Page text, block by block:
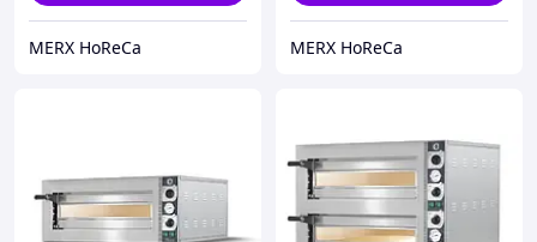
MERX HoReCa MERX HoReCa